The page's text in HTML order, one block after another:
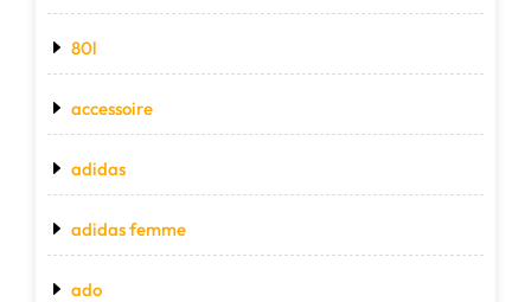
80l
accessoire
adidas
adidas femme
ado